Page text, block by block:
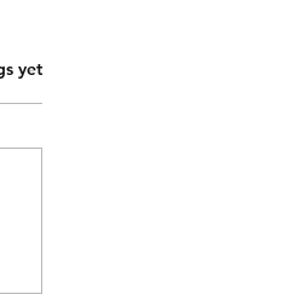
yet